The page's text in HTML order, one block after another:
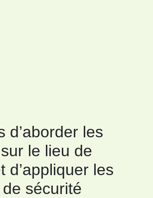
d’aborder les
le lieu de
d’appliquer les
sécurité